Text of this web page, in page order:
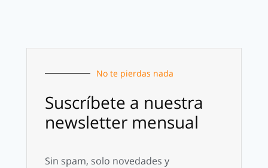
No te pierdas nada
Suscríbete a nuestra
newsletter mensual
Sin spam, solo novedades y